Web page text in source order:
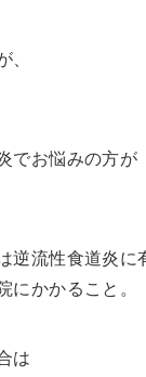
、
でお悩みの方が
逆流性食道炎に
にかかること。
は